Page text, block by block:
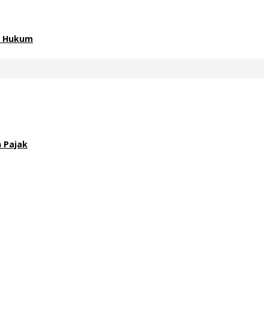
Hukum
Pajak